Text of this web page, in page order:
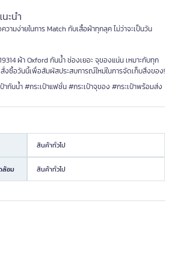
ะนำ
วามง่ายในการ Match กับเสื้อผ้าทุกลุค ไม่ว่าจะเป็นวัน
ผ้า Oxford กันน้ำ ช่องเยอะ จุของแน่น เหมาะกับทุก
สั่งซื้อวันนี้เพื่อสัมผัสประสบการณ์ใหม่ในการจัดเก็บสิ่งของ!
ากันน้ำ #กระเป๋าแฟชั่น #กระเป๋าจุของ #กระเป๋าพร้อมส่ง
สินค้าทั่วไป
ล้อม สินค้าทั่วไป